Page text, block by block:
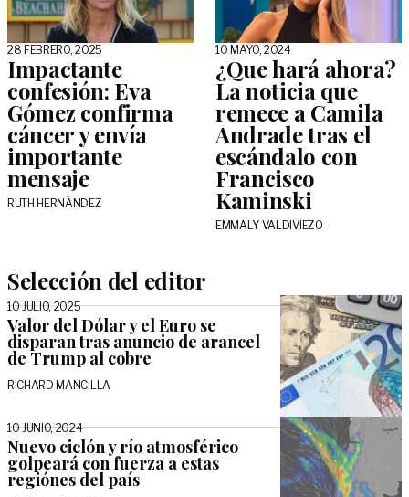
28 FEBRERO, 2025
Impactante
confesión: Eva
Gómez confirma
cáncer y envía
importante
mensaje
RUTH HERNÁNDEZ
10 MAYO, 2024
¿Que hará ahora?
La noticia que
remece a Camila
Andrade tras el
escándalo con
Francisco
Kaminski
EMMALY VALDIVIEZO
Selección del editor
10 JULIO, 2025
Valor del Dólar y el Euro se
disparan tras anuncio de arancel
de Trump al cobre
RICHARD MANCILLA
10 JUNIO, 2024
Nuevo ciclón y río atmosférico
golpeará con fuerza a estas
regiónes del país